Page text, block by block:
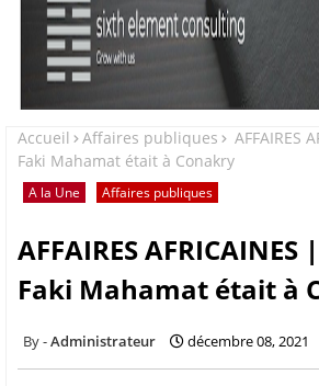
Accueil Affaires publiques
AFFAIRES
Faki Mahamat était à Conakry
A la Une Affaires publiques
AFFAIRES
Faki Mahamat était à
Administrateur décembre 08, 2021